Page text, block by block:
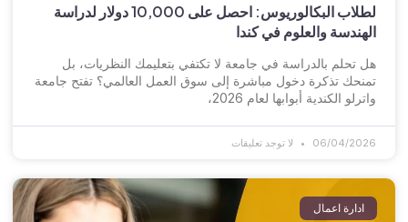
لطلاب البكالوريوس: احصل على 10,000 دولار لدراسة
الهندسة والعلوم في كندا
هل تحلم بالدراسة في جامعة لا تكتفي بتعليمك النظريات، بل
تمنحك تذكرة دخول مباشرة إلى سوق العمل العالمي؟ تفتح جامعة
واترلو الكندية أبوابها لعام 2026،
06/04/2026 لا توجد تعليقات
ادارة اعمال